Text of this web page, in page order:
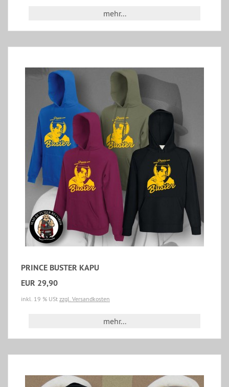
mehr...
PRINCE BUSTER KAPU
EUR 29,90
inkl. 19 % USt zzgl. Versandkosten
mehr...